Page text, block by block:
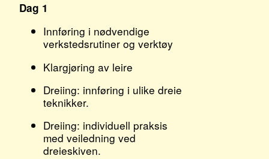
Dag 1
Innføring i nødvendige
verkstedsrutiner og verktøy
Klargjøring av leire
Dreiing: innføring i ulike dreie
teknikker.
Dreiing: individuell praksis
med veiledning ved
dreieskiven.